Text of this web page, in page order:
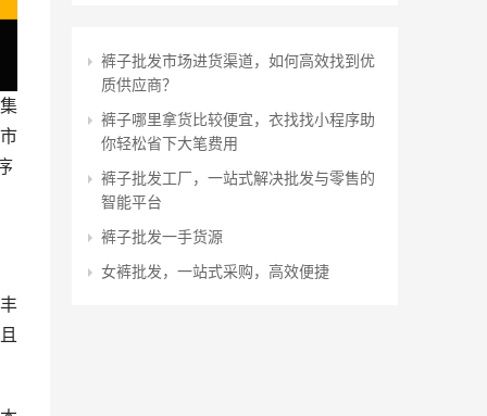
裤子批发市场进货渠道，如何高效找到优
质供应商？
裤子哪里拿货比较便宜，衣找找小程序助
你轻松省下大笔费用
裤子批发工厂，一站式解决批发与零售的
智能平台
裤子批发一手货源
女裤批发，一站式采购，高效便捷